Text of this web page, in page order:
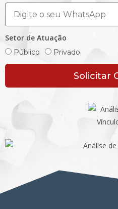
Setor de Atuação
Público Privado
Solicitar